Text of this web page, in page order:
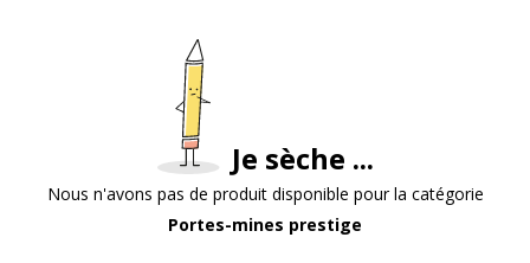
Je sèche ...
Nous n'avons pas de produit disponible pour la catégorie
Portes-mines prestige